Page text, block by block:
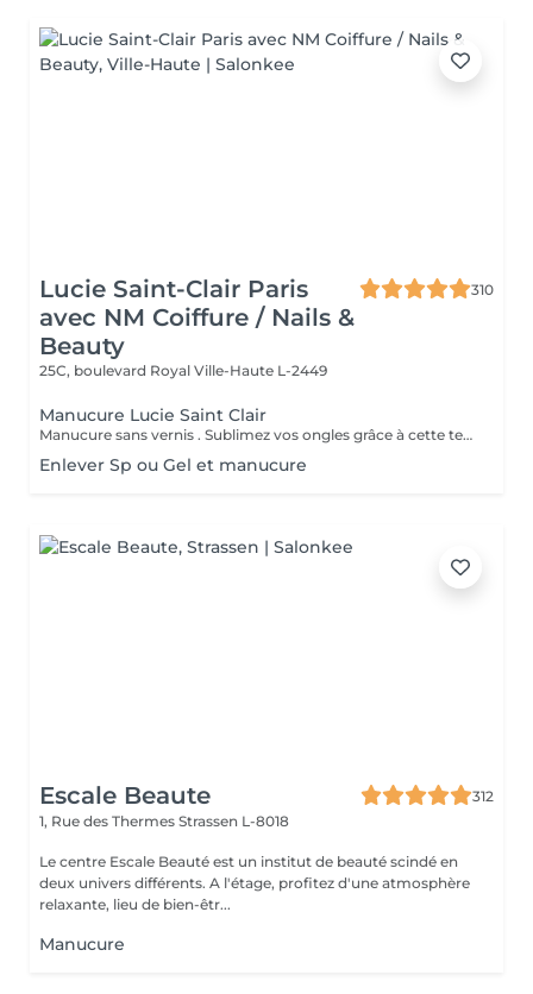
Lucie Saint-Clair Paris
avec NM Coiffure / Nails &
Beauty
310
25C, boulevard Royal Ville-Haute L-2449
Manucure Lucie Saint Clair
Manucure sans vernis . Sublimez vos ongles grâce à cette technique naturelle qui comprend une mise en forme, une élimination tout en douceur de la cuticule. Les ongles retrouvent leur éclat naturel . Manucure avec vernis. Sublimez vos ongles grâce à cette technique naturelle qui comprend une mise en forme, une élimination tout en douceur de la cuticule. Finition complète et impeccable grâce a la pose de vernis.
Enlever Sp ou Gel et manucure
Escale Beaute
312
1, Rue des Thermes Strassen L-8018
Le centre Escale Beauté est un institut de beauté scindé en
deux univers différents. A l'étage, profitez d'une atmosphère
relaxante, lieu de bien-êtr...
Manucure